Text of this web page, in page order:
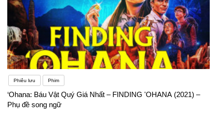
Phiêu lưu Phim
‘Ohana: Báu Vật Quý Giá Nhất – FINDING 'OHANA (2021) –
Phụ đề song ngữ